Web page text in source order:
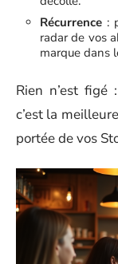
Récurrence :
radar de vos
marque dans
Rien n’est
c’est la
portée de vos